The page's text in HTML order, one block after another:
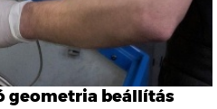
geometria beállítás